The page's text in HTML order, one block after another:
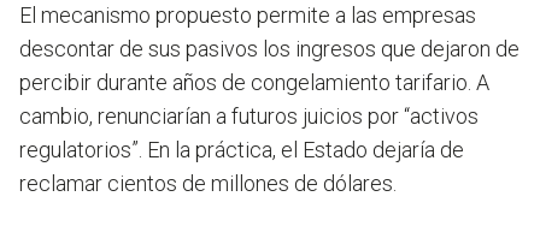
El mecanismo propuesto permite a las empresas
descontar de sus pasivos los ingresos que dejaron de
percibir durante años de congelamiento tarifario. A
cambio, renunciarían a futuros juicios por “activos
regulatorios”. En la práctica, el Estado dejaría de
reclamar cientos de millones de dólares.